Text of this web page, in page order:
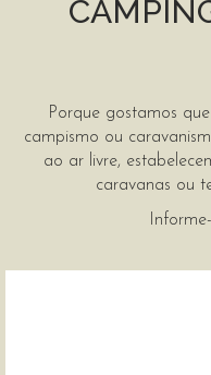
Porque gostamos
campismo ou
ao ar livre,
caravanas ou